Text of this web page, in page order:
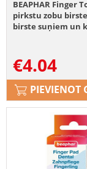
BEAPHAR Finger
pirkstu zobu
birste suņiem un
€4.04
PIEVIENOT